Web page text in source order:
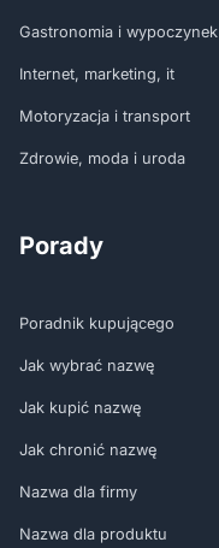
Gastronomia i wypoczynek
Internet, marketing, it
Motoryzacja i transport
Zdrowie, moda i uroda
Porady
Poradnik kupującego
Jak wybrać nazwę
Jak kupić nazwę
Jak chronić nazwę
Nazwa dla firmy
Nazwa dla produktu